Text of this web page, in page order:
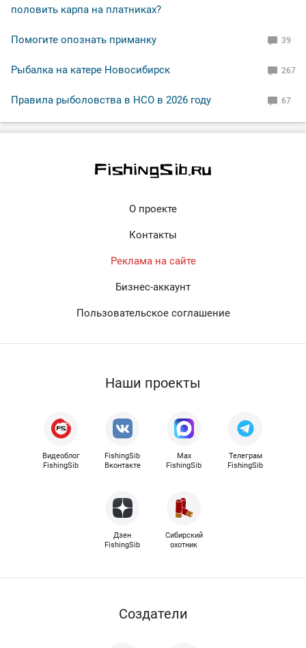
половить карпа на платниках?
Помогите опознать приманку 39
Рыбалка на катере Новосибирск 267
Правила рыболовства в НСО в 2026 году 67
О проекте
Контакты
Реклама на сайте
Бизнес-аккаунт
Пользовательское соглашение
Наши проекты
Видеоблог
FishingSib
FishingSib
Вконтакте
Max
FishingSib
Телеграм
FishingSib
Дзен
FishingSib
Сибирский
охотник
Cоздатели